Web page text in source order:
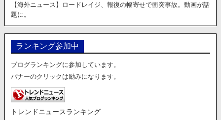
【海外ニュース】ロードレイジ、報復の幅寄せで衝突事故。動画が話
題に。
ランキング参加中
ブログランキングに参加しています。
バナーのクリックは励みになります。
トレンドニュースランキング